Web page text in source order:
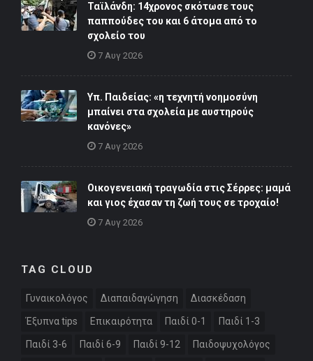
Ταϊλάνδη: 14χρονος σκότωσε τους
παππούδες του και 6 άτομα από το
σχολείο του
7 Αυγ 2026
Υπ. Παιδείας: «η τεχνητή νοημοσύνη
μπαίνει στα σχολεία με αυστηρούς
κανόνες»
7 Αυγ 2026
Οικογενειακή τραγωδία στις Σέρρες: μαμά
και γιος έχασαν τη ζωή τους σε τροχαίο!
7 Αυγ 2026
TAG CLOUD
Γυναικολόγος Διαπαιδαγώγηση Διασκέδαση
Έξυπνα tips Επικαιρότητα Παιδί 0-1 Παιδί 1-3
Παιδί 3-6 Παιδί 6-9 Παιδί 9-12 Παιδοψυχολόγος